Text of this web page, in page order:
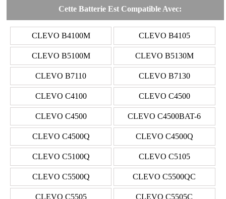
Cette Batterie Est Compatible Avec:
CLEVO B4100M CLEVO B4105
CLEVO B5100M CLEVO B5130M
CLEVO B7110 CLEVO B7130
CLEVO C4100 CLEVO C4500
CLEVO C4500 CLEVO C4500BAT-6
CLEVO C4500Q CLEVO C4500Q
CLEVO C5100Q CLEVO C5105
CLEVO C5500Q CLEVO C5500QC
CLEVO C5505 CLEVO C5505C